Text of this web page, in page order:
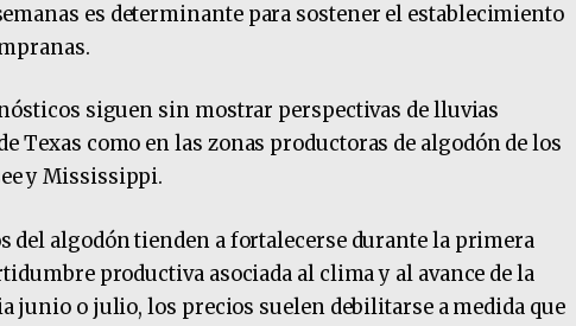
es determinante para sostener el establecimiento
siguen sin mostrar perspectivas de lluvias
Texas como en las zonas productoras de algodón de los
y Mississippi.
del algodón tienden a fortalecerse durante la primera
productiva asociada al clima y al avance de la
junio o julio, los precios suelen debilitarse a medida que